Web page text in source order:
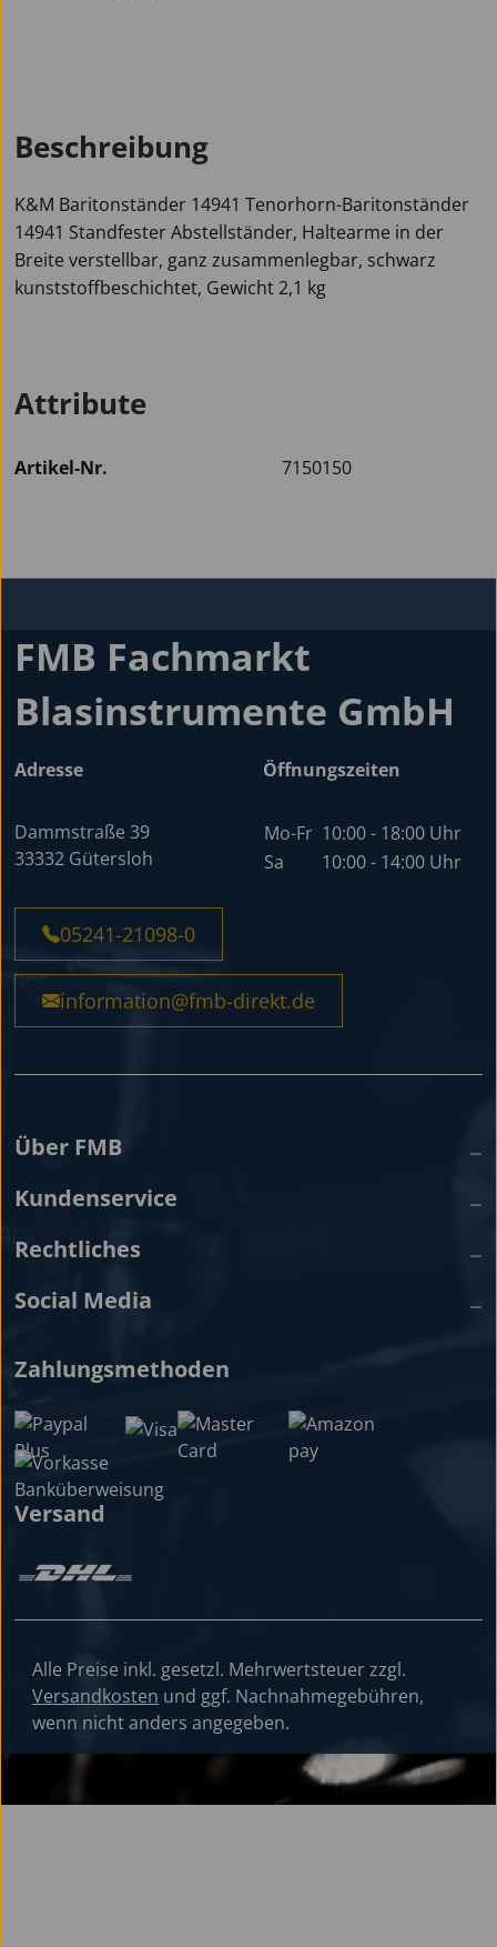
Beschreibung
K&M Baritonständer 14941 Tenorhorn-Baritonständer
14941 Standfester Abstellständer, Haltearme in der
Breite verstellbar, ganz zusammenlegbar, schwarz
kunststoffbeschichtet, Gewicht 2,1 kg
Attribute
Artikel-Nr. 7150150
FMB Fachmarkt
Blasinstrumente GmbH
Adresse
Dammstraße 39
33332 Gütersloh
Öffnungszeiten
Mo-Fr 10:00 - 18:00 Uhr
Sa
10:00 - 14:00 Uhr
05241-21098-0
information@fmb-direkt.de
Über FMB
Kundenservice
Rechtliches
Social Media
Zahlungsmethoden
Versand
Alle Preise inkl. gesetzl. Mehrwertsteuer zzgl.
Versandkosten und ggf. Nachnahmegebühren,
wenn nicht anders angegeben.